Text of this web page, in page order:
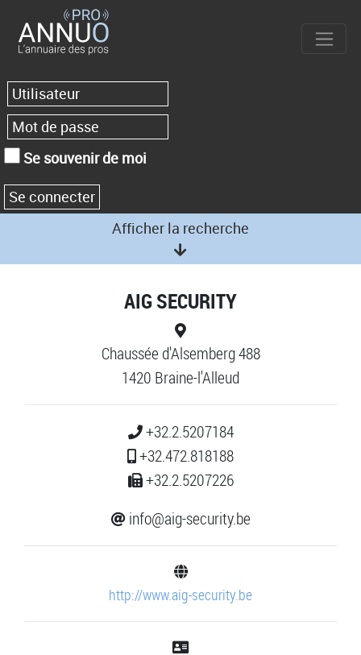
Se souvenir de moi
Afficher la recherche
AIG SECURITY
Chaussée d'Alsemberg 488
1420 Braine-l'Alleud
+32.2.5207184
+32.472.818188
+32.2.5207226
info@aig-security.be
http://www.aig-security.be